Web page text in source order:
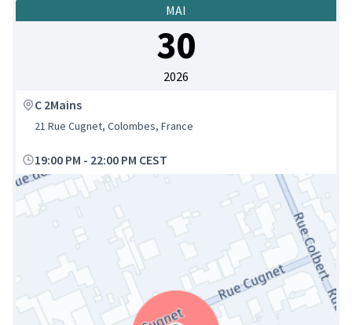
MAI
30
2026
C 2Mains
21 Rue Cugnet, Colombes, France
19:00 PM - 22:00 PM CEST